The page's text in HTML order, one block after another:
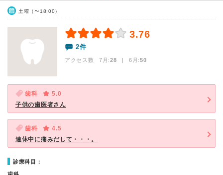
土曜（〜18:00）
3.76
2件
アクセス数 7月:28 | 6月:50
歯科
5.0
子供の歯医者さん
歯科
4.5
連休中に痛みだして・・・。
診療科目：